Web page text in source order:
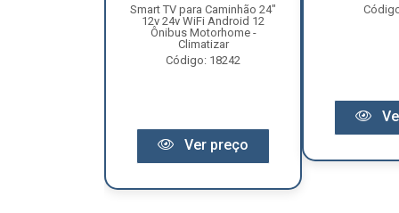
Smart TV para Caminhão 24"
12v 24v WiFi Android 12
Ônibus Motorhome -
Climatizar
Código: 18242
Ver preço